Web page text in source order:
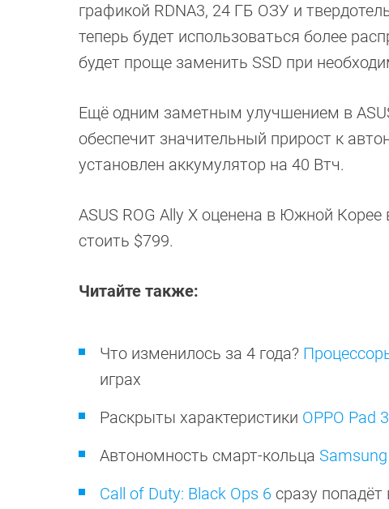
графикой RDNA3, 24 ГБ ОЗУ и
теперь будет использоваться более
будет проще заменить SSD при
Ещё одним заметным улучшением в
обеспечит значительный прирост к
установлен аккумулятор на 40 Втч.
ASUS ROG Ally X оценена в Южной
стоить $799.
Читайте также:
Что изменилось за 4 года?
играх
Раскрыты характеристики OPPO Pad 3
Автономность смарт-кольца
Call of Duty: Black Ops 6 сразу попадёт